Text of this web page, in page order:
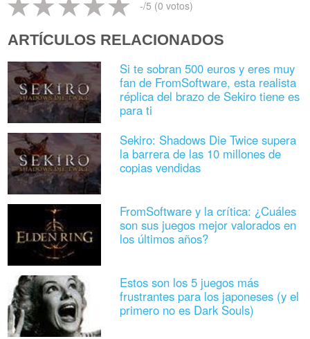
-/5 (0 votos)
ARTÍCULOS RELACIONADOS
Si te sobran 500 euros y eres muy
fan de FromSoftware, esta realista
réplica del brazo de Sekiro tiene es
para ti
Sekiro: Shadows Die Twice supera
la barrera de las 10 millones de
copias vendidas
FromSoftware y la crítica: ¿Cuáles
son sus juegos mejor valorados en
los últimos años?
Estos son los 5 juegos más
frustrantes para los japoneses (y el
primero no es Dark Souls)